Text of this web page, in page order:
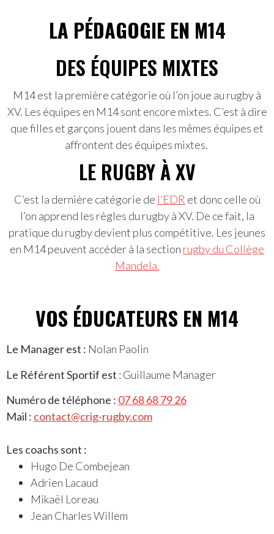
LA PÉDAGOGIE EN M14
DES ÉQUIPES MIXTES
M14 est la première catégorie où l’on joue au rugby à
XV. Les équipes en M14 sont encore mixtes. C’est à dire
que filles et garçons jouent dans les mêmes équipes et
affrontent des équipes mixtes.
LE RUGBY À XV
C’est la dernière catégorie de l’EDR et donc celle où
l’on apprend les règles du rugby à XV. De ce fait, la
pratique du rugby devient plus compétitive. Les jeunes
en M14 peuvent accéder à la section rugby du Collège
Mandela.
VOS ÉDUCATEURS EN M14
Le Manager est : Nolan Paolin
Le Référent Sportif est : Guillaume Manager
Numéro de téléphone : 07 68 68 79 26
Mail : contact@crig-rugby.com
Les coachs sont :
Hugo De Combejean
Adrien Lacaud
Mikaël Loreau
Jean Charles Willem